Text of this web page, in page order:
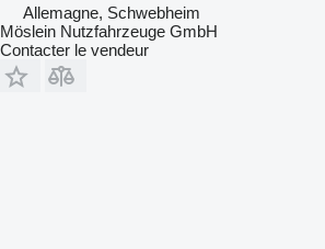
Allemagne, Schwebheim
Möslein Nutzfahrzeuge GmbH
Contacter le vendeur